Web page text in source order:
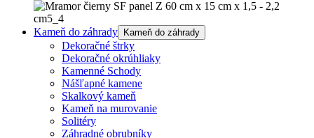
Kameň do záhrady Kameň do záhrady
Dekoračné štrky
Dekoračné okrúhliaky
Kamenné Schody
Nášľapné kamene
Skalkový kameň
Kameň na murovanie
Solitéry
Záhradné obrubníky